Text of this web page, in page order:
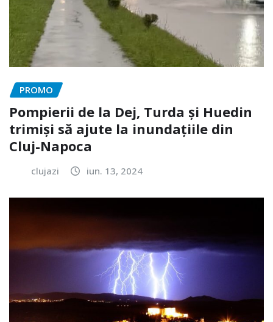
PROMO
Pompierii de la Dej, Turda și Huedin
trimiși să ajute la inundațiile din
Cluj-Napoca
clujazi iun. 13, 2024